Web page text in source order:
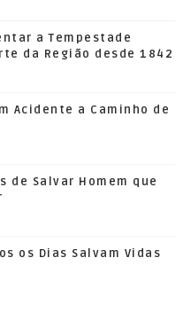
a Tempestade
da Região desde 1842
Acidente a Caminho de
de Salvar Homem que
os Dias Salvam Vidas